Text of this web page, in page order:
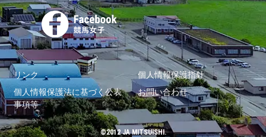
リンク
個人情報保護指針
個人情報保護法に基づく公表
事項等
お問い合わせ
©2012 JA MITSUISHI.